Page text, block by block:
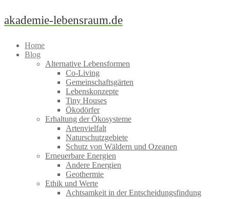
Skip
to
akademie-lebensraum.de
Home
Blog
Alternative Lebensformen
Co-Living
Gemeinschaftsgärten
Lebenskonzepte
Tiny Houses
Ökodörfer
Erhaltung der Ökosysteme
Artenvielfalt
Naturschutzgebiete
Schutz von Wäldern und Ozeanen
Erneuerbare Energien
Andere Energien
Geothermie
Ethik und Werte
Achtsamkeit in der Entscheidungsfindung